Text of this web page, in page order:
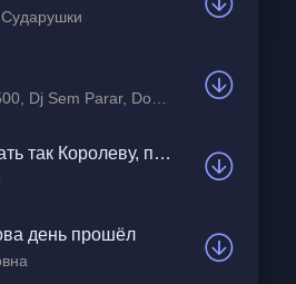
Царь (Е*ать так Королеву, проиграть так миллион)
день прошёл